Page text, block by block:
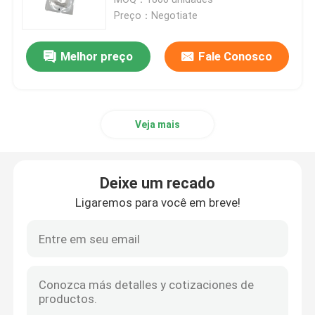
Caixa médica do espécime
Caixas isoladas
Preço：Negotiate
Melhor preço Fale Conosco
Veja mais
Deixe um recado
Ligaremos para você em breve!